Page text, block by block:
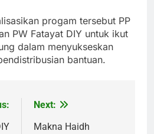
progam tersebut PP
PW Fatayat DIY untuk ikut
dalam menyukseskan
bantuan.
Next:
Makna Haidh